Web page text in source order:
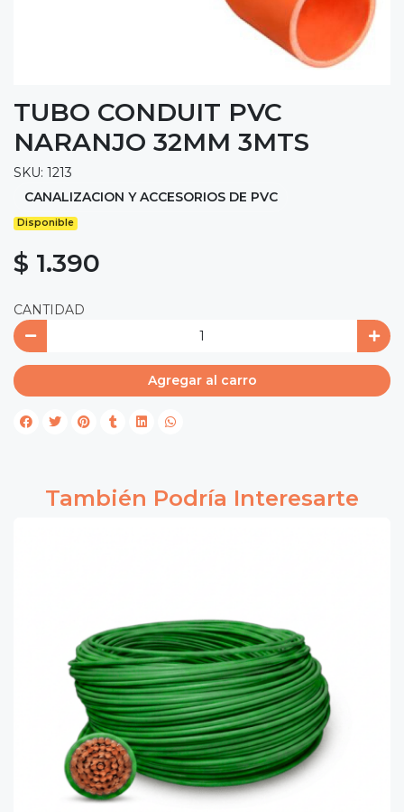
TUBO CONDUIT PVC
NARANJO 32MM 3MTS
SKU: 1213
CANALIZACION Y ACCESORIOS DE PVC
Disponible
$ 1.390
CANTIDAD
Agregar al carro
También Podría Interesarte